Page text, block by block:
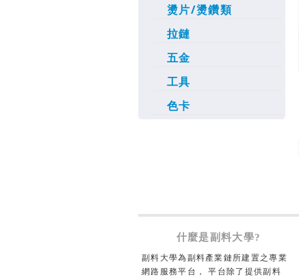
燙片/燙鑽類
拉鏈
五金
工具
色卡
什麼是副料大學?
副料大學為副料產業鏈所建置之專業
網路服務平台， 平台除了提供副料